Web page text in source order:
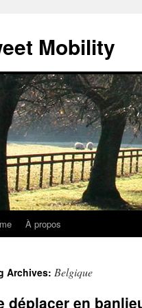
Mobility
À propos
Archives: Belgique
déplacer en